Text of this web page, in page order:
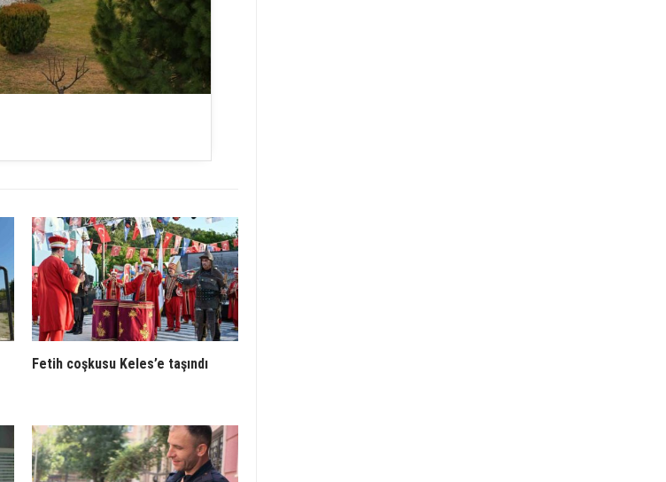
Fetih coşkusu Keles’e taşındı